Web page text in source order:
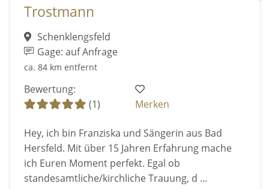
Trostmann
Schenklengsfeld
Gage: auf Anfrage
ca. 84 km entfernt
Bewertung:
(1)
Merken
Hey, ich bin Franziska und Sängerin aus Bad
Hersfeld. Mit über 15 Jahren Erfahrung mache
ich Euren Moment perfekt. Egal ob
standesamtliche/kirchliche Trauung, d ...